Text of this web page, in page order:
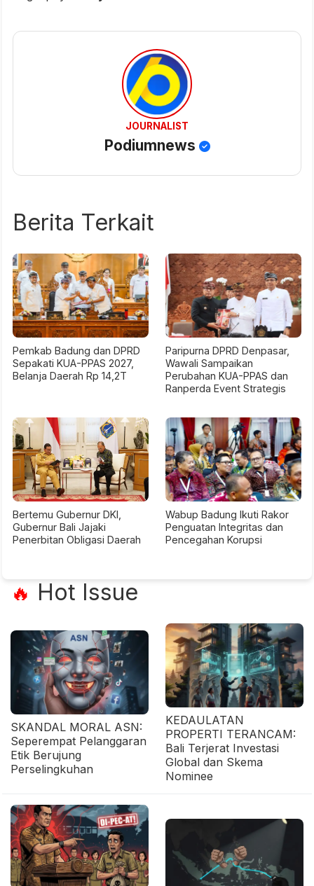
JOURNALIST
Podiumnews
Berita Terkait
Pemkab Badung dan DPRD
Sepakati KUA-PPAS 2027,
Belanja Daerah Rp 14,2T
Paripurna DPRD Denpasar,
Wawali Sampaikan
Perubahan KUA-PPAS dan
Ranperda Event Strategis
Bertemu Gubernur DKI,
Gubernur Bali Jajaki
Penerbitan Obligasi Daerah
Wabup Badung Ikuti Rakor
Penguatan Integritas dan
Pencegahan Korupsi
🔥 Hot Issue
SKANDAL MORAL ASN:
Seperempat Pelanggaran
Etik Berujung
Perselingkuhan
KEDAULATAN
PROPERTI TERANCAM:
Bali Terjerat Investasi
Global dan Skema
Nominee